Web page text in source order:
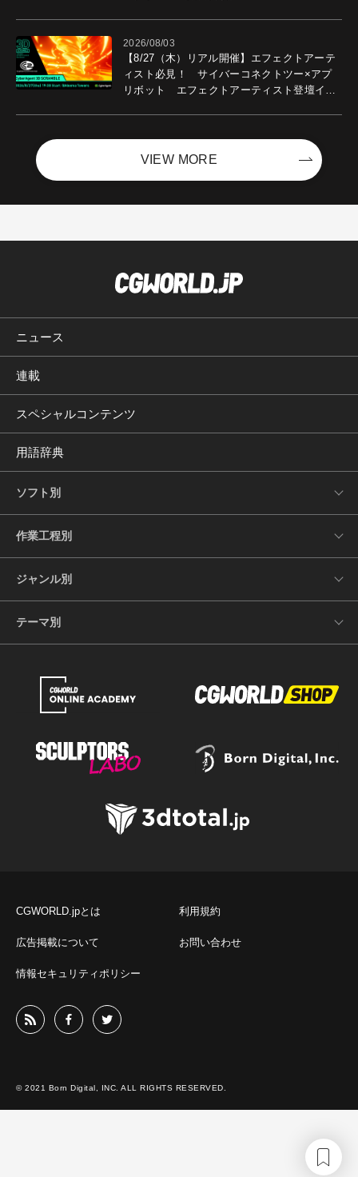
2026/08/03
【8/27（木）リアル開催】エフェクトアーテ
ィスト必見！ サイバーコネクトツー×アプ
リボット エフェクトアーティスト登壇イベ
VIEW MORE
ニュース
連載
スペシャルコンテンツ
用語辞典
ソフト別
作業工程別
ジャンル別
テーマ別
CGWORLD.jpとは 利用規約
広告掲載について お問い合わせ
情報セキュリティポリシー
© 2021 Born Digital, INC. ALL RIGHTS RESERVED.